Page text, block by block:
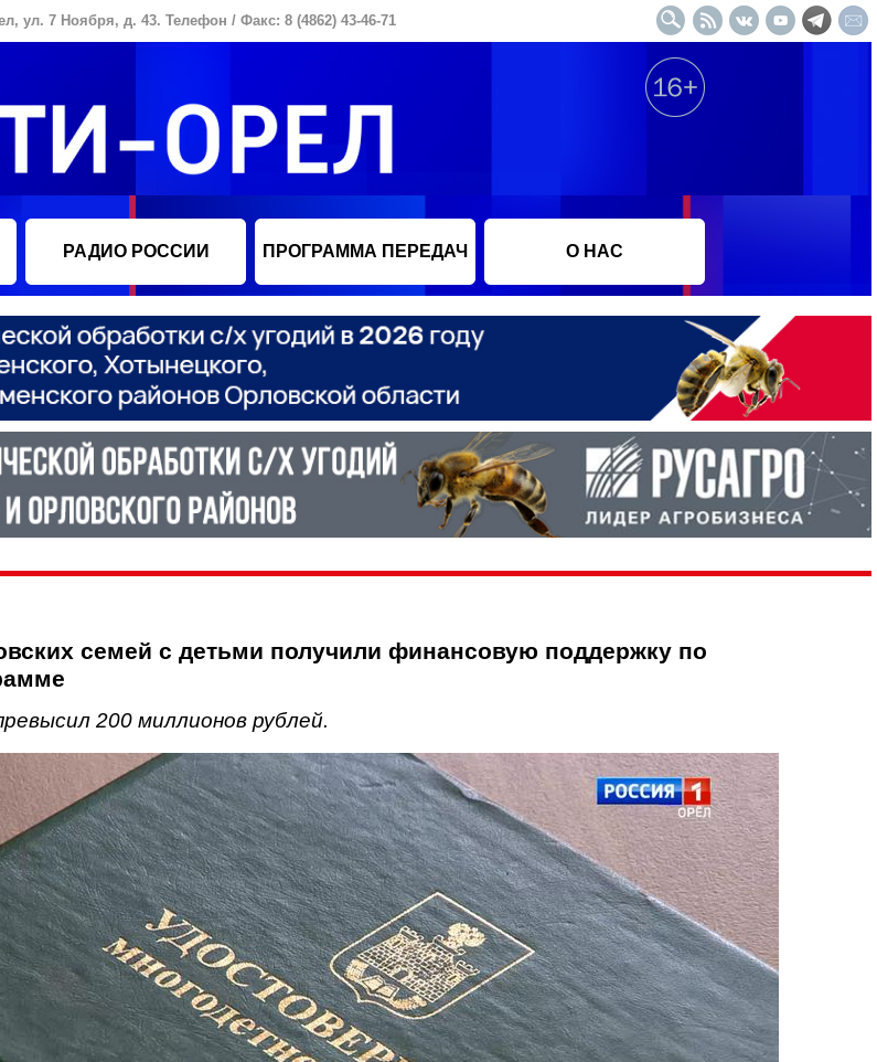
ул. 7 Ноября, д. 43. Телефон / Факс: 8 (4862) 43-46-71
РАДИО РОССИИ ПРОГРАММА ПЕРЕДАЧ О НАС
семей с детьми получили финансовую поддержку по
200 миллионов рублей.